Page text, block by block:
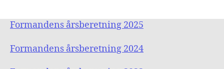
Formandens årsberetning 2025
Formandens årsberetning 2024